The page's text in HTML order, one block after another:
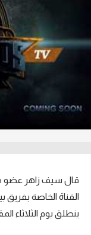
آراء حرة
ركن الألعاب
بطولات
الدوري الإنجليزي
الدوري الإسباني
قال سيف زاهر عضو
القناة الخاصة
ينطلق يوم الثلاثاء